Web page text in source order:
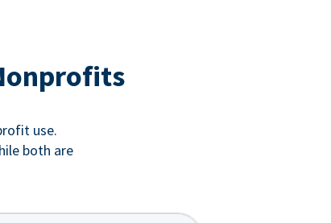
use.
both are